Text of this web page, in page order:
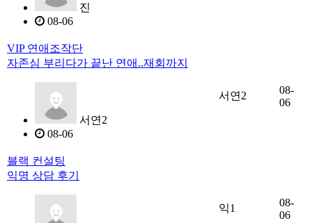
진
08-06
VIP 연애조작단
자존심 부리다가 끝난 연애..재회까지
서연2
08-06
서연2
08-
06
블랙 컨설팅
익명 상담 후기
익1
08-
06